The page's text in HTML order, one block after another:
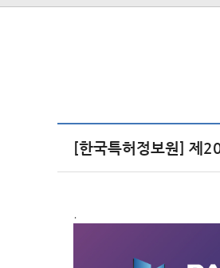
[한국특허정보원] 제
.